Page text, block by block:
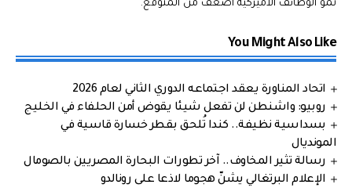
نمو الوظائف الأميركية أضعف من المتوقع.
You Might Also Like
اتحاد المناورة يعقد اجتماعه الدوري الثاني لعام 2026
روبيو: واشنطن لن تفعل شيئا يقوض أمن الحلفاء في الخليج
بسداسية نظيفة.. كندا تُلحق بقطر خسارة قاسية في
المونديال
رسالة تثير المخاوف.. آخر تطورات البحارة المصريين بالصومال
الإعلام البرتغالي يشنّ هجوما لاذعا على رونالدو